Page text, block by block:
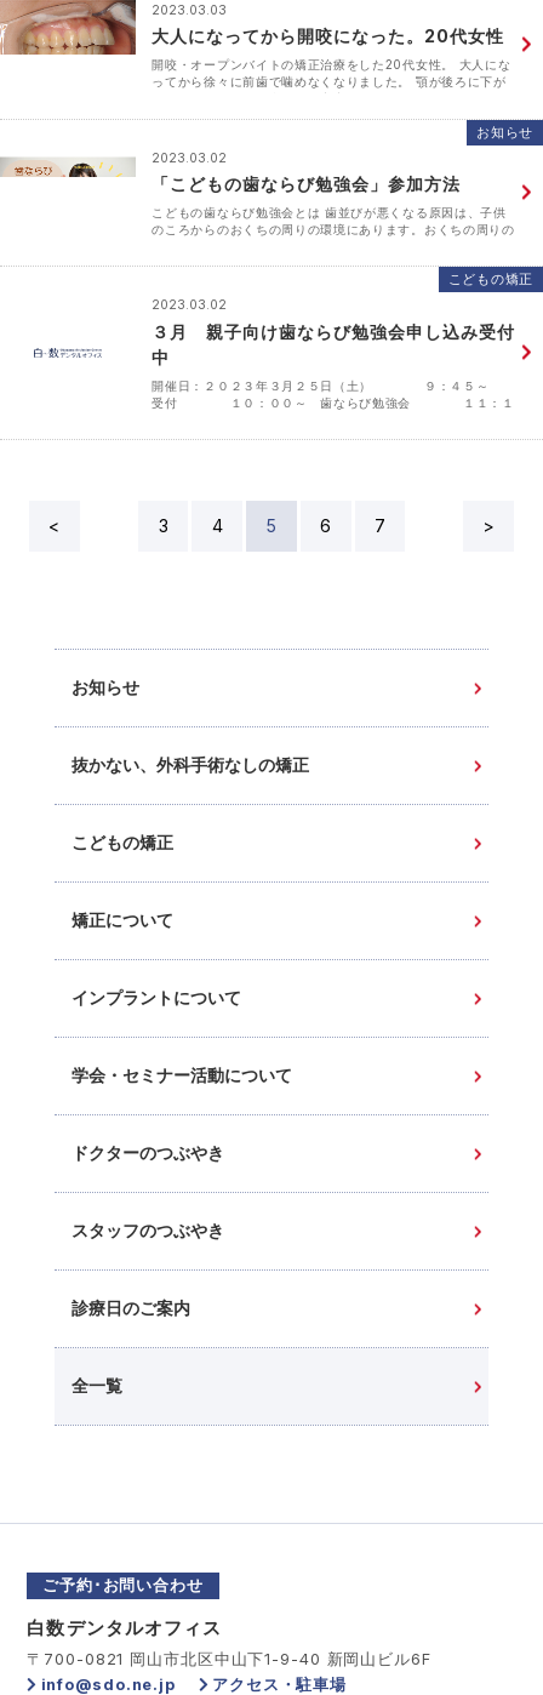
2023.03.03
大人になってから開咬になった。20代女性
開咬・オープンバイトの矯正治療をした20代女性。 大人にな
ってから徐々に前歯で噛めなくなりました。 顎が後ろに下が
【治療前】 先日、治療終了後1年目の定期健診で来院さ･･･
2023.03.02
「こどもの歯ならび勉強会」参加方法
こどもの歯ならび勉強会とは 歯並びが悪くなる原因は、子供
のころからのおくちの周りの環境にあります。おくちの周りの
す。成長を終えた大人になってからでは、残念ながら予防
お知らせ
2023.03.02
３月 親子向け歯ならび勉強会申し込み受付
中
開催日：２０２３年３月２５日（土） ９：４５～
受付 １０：００～ 歯ならび勉強会 １１：１
歳のお子様とそのご家族 参加費 無料 （通常の個別相･･･
こどもの矯正
< 3 4 5 6 7 >
お知らせ
抜かない、外科手術なしの矯正
こどもの矯正
矯正について
インプラントについて
学会・セミナー活動について
ドクターのつぶやき
スタッフのつぶやき
診療日のご案内
全一覧
ご予約･お問い合わせ
白数デンタルオフィス
〒700-0821 岡山市北区中山下1-9-40 新岡山ビル6F
info@sdo.ne.jp
アクセス・駐車場